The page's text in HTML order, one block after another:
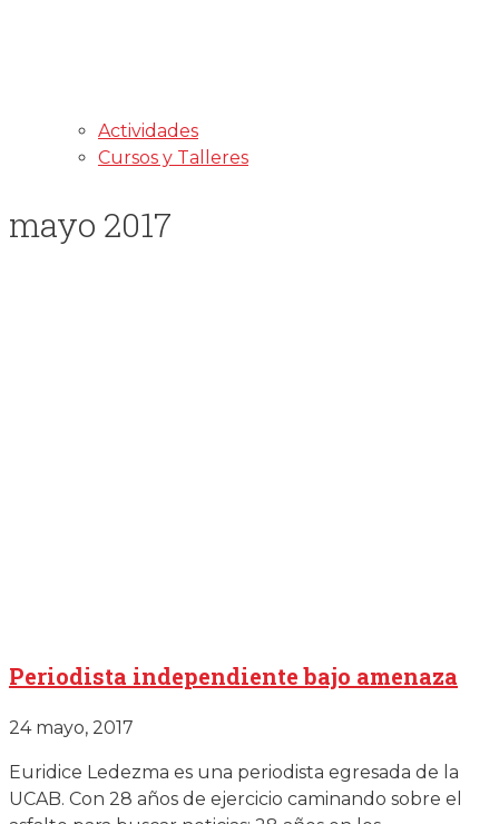
Actividades
Cursos y Talleres
mayo 2017
Periodista independiente bajo amenaza
24 mayo, 2017
Euridice Ledezma es una periodista egresada de la
UCAB. Con 28 años de ejercicio caminando sobre el